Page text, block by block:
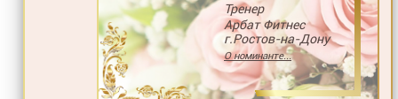
Тренер
Арбат Фитнес
г.Ростов-на-Дону
О номинанте...